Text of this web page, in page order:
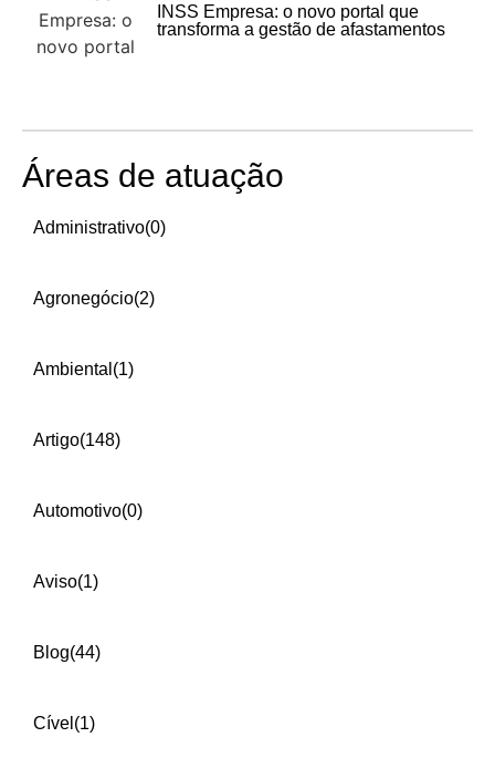
INSS Empresa: o novo portal que
transforma a gestão de afastamentos
Áreas de atuação
Administrativo(0)
Agronegócio(2)
Ambiental (1)
Artigo(148)
Automotivo(0)
Aviso(1)
Blog(44)
Cível (1)